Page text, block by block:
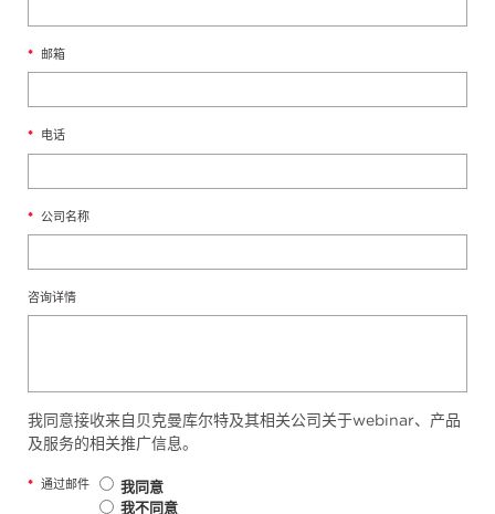
* 邮箱
* 电话
* 公司名称
咨询详情
我同意接收来自贝克曼库尔特及其相关公司关于webinar、产品
及服务的相关推广信息。
* 通过邮件
我同意
我不同意